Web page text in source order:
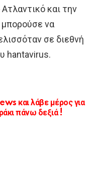
και την
μπορούσε να
σε διεθνή
hantavirus.
και λάβε μέρος για
πάνω δεξιά !